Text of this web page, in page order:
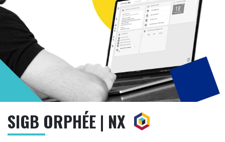
SIGB ORPHÉE | NX